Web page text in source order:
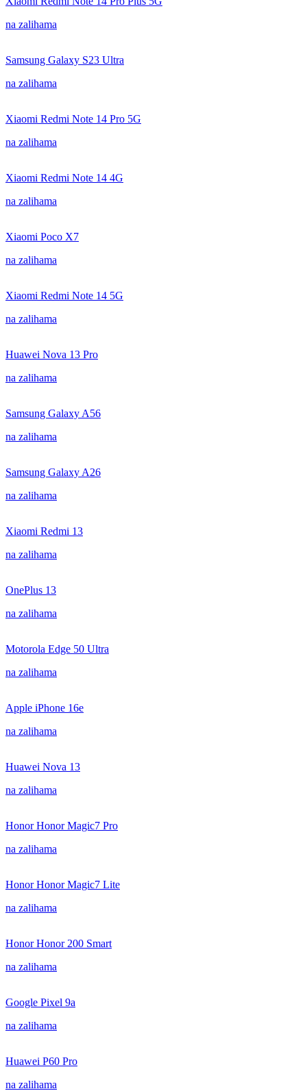
na zalihama
Samsung Galaxy S23 Ultra
na zalihama
Xiaomi Redmi Note 14 Pro 5G
na zalihama
Xiaomi Redmi Note 14 4G
na zalihama
Xiaomi Poco X7
na zalihama
Xiaomi Redmi Note 14 5G
na zalihama
Huawei Nova 13 Pro
na zalihama
Samsung Galaxy A56
na zalihama
Samsung Galaxy A26
na zalihama
Xiaomi Redmi 13
na zalihama
OnePlus 13
na zalihama
Motorola Edge 50 Ultra
na zalihama
Apple iPhone 16e
na zalihama
Huawei Nova 13
na zalihama
Honor Honor Magic7 Pro
na zalihama
Honor Honor Magic7 Lite
na zalihama
Honor Honor 200 Smart
na zalihama
Google Pixel 9a
na zalihama
Huawei P60 Pro
na zalihama